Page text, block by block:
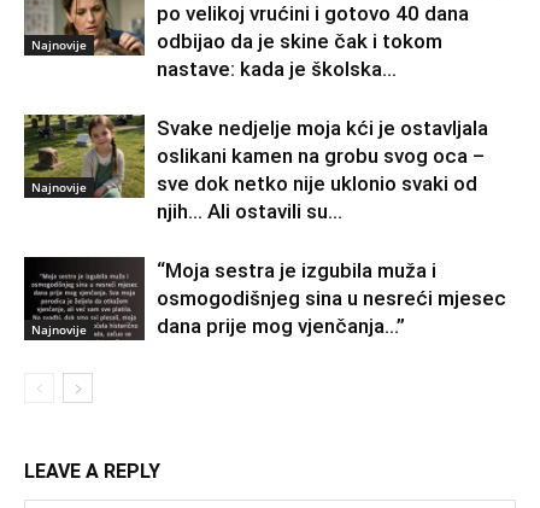
Najnovije
po velikoj vrućini i gotovo 40 dana
odbijao da je skine čak i tokom
nastave: kada je školska...
Najnovije
Svake nedjelje moja kći je ostavljala
oslikani kamen na grobu svog oca –
sve dok netko nije uklonio svaki od
njih… Ali ostavili su...
Najnovije
“Moja sestra je izgubila muža i
osmogodišnjeg sina u nesreći mjesec
dana prije mog vjenčanja…”
LEAVE A REPLY